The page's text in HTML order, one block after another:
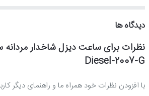
دیدگاه ها
نظرات برای ساعت دیزل شاخدار
Diesel-2007-G
با افزودن نظرات خود همراه ما و راهنمای دیگر